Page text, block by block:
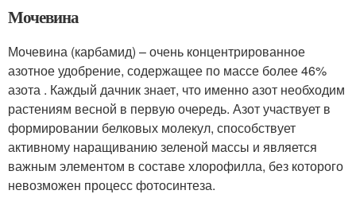
Мочевина
Мочевина (карбамид) – очень концентрированное
азотное удобрение, содержащее по массе более 46%
азота . Каждый дачник знает, что именно азот необходим
растениям весной в первую очередь. Азот участвует в
формировании белковых молекул, способствует
активному наращиванию зеленой массы и является
важным элементом в составе хлорофилла, без которого
невозможен процесс фотосинтеза.